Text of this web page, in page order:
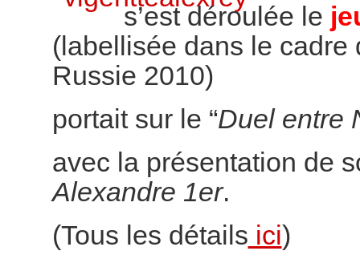
s’est déroulée le
(labellisée dans le cadre
Russie 2010)
portait sur le “Duel entre
avec la présentation de
Alexandre 1er.
(Tous les détails ici)